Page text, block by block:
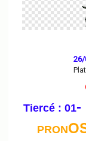
26/
Tiercé : 01-
PRON